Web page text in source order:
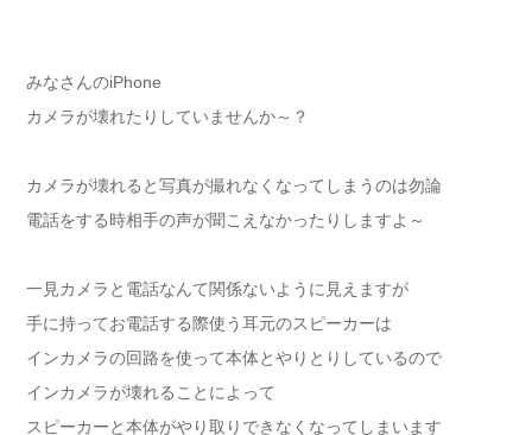
みなさんのiPhone
カメラが壊れたりしていませんか～？
カメラが壊れると写真が撮れなくなってしまうのは勿論
電話をする時相手の声が聞こえなかったりしますよ～
一見カメラと電話なんて関係ないように見えますが
手に持ってお電話する際使う耳元のスピーカーは
インカメラの回路を使って本体とやりとりしているので
インカメラが壊れることによって
スピーカーと本体がやり取りできなくなってしまいます